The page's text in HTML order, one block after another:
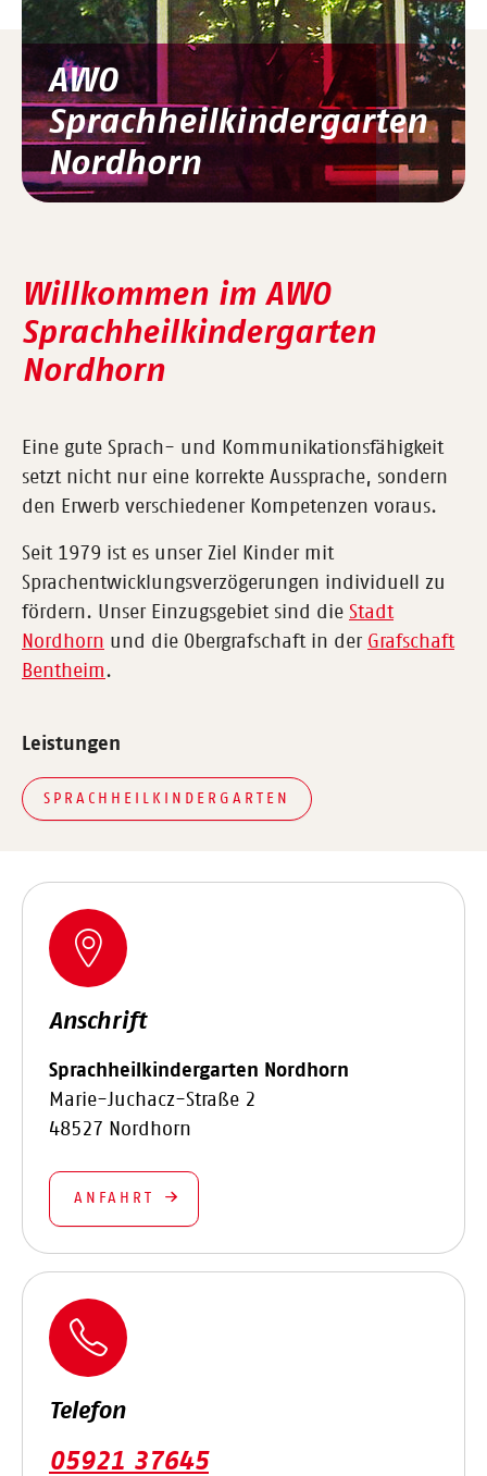
AWO
Sprachheilkindergarten
Nordhorn
Willkommen im AWO
Sprachheilkindergarten
Nordhorn
Eine gute Sprach- und Kommunikationsfähigkeit
setzt nicht nur eine korrekte Aussprache, sondern
den Erwerb verschiedener Kompetenzen voraus.
Seit 1979 ist es unser Ziel Kinder mit
Sprachentwicklungsverzögerungen individuell zu
fördern. Unser Einzugsgebiet sind die Stadt
Nordhorn und die Obergrafschaft in der Grafschaft
Bentheim.
Leistungen
SPRACHHEILKINDERGARTEN
Anschrift
Sprachheilkindergarten Nordhorn
Marie-Juchacz-Straße 2
48527 Nordhorn
ANFAHRT
Telefon
05921 37645